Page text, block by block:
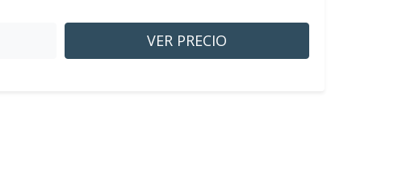
VER PRECIO